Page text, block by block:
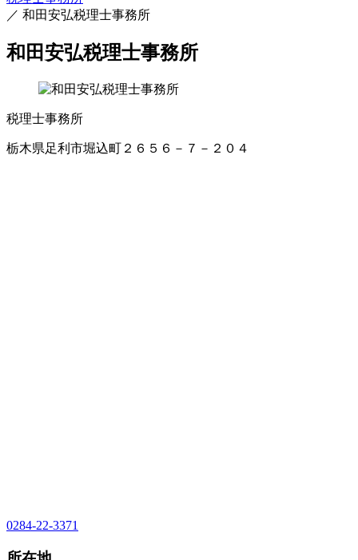
／ 和田安弘税理士事務所
和田安弘税理士事務所
税理士事務所
栃木県足利市堀込町２６５６－７－２０４
0284-22-3371